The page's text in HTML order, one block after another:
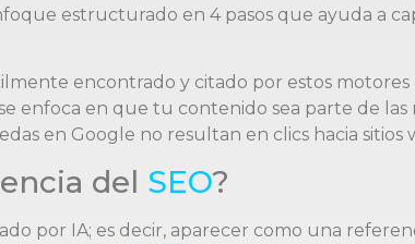
estructurado en 4 pasos que ayuda a
encontrado y citado por estos
enfoca en que tu contenido sea parte de las
en Google no resultan en clics hacia sitios
del SEO?
por IA; es decir, aparecer como una